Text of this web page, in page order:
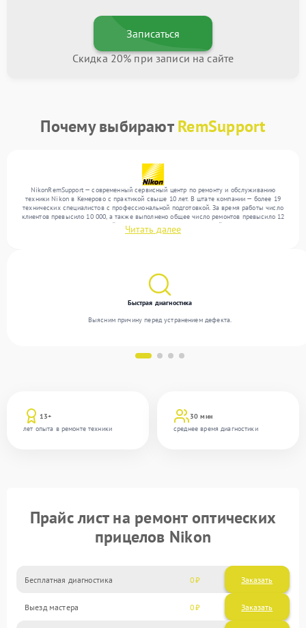
Записаться
Скидка 20% при записи на сайте
Почему выбираютRemSupport
NikonRemSupport — современный сервисный центр по ремонту и обслуживанию
техники Nikon в Кемерово с практикой свыше 10 лет. В штате компании — более 19
технических специалистов с профессиональной подготовкой. За время работы число
клиентов превысило 10 000, а также выполнено общее число ремонтов превысило 12
000. Ежемесячно в сервисный центр поступает более 300 устройств, включая , , . Мы
устраняем поломки любой сложности и предлагаем стабильный уровень сервиса
Читать далее
13+
лет опыта в ремонте техники
30 мин
среднее время диагностики
Быстрая диагностика
Выясним причину перед устранением дефекта.
Прайс лист на ремонт оптических
прицелов Nikon
Бесплатная диагностика 0 Заказать
Выезд мастера 0 Заказать